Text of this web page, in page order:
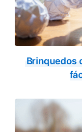
Brinquedos